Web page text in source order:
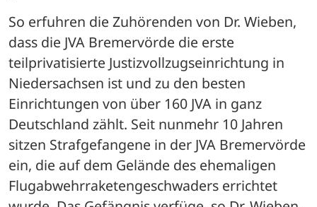
So erfuhren die Zuhörenden von Dr. Wieben,
dass die JVA Bremervörde die erste
teilprivatisierte Justizvollzugseinrichtung in
Niedersachsen ist und zu den besten
Einrichtungen von über 160 JVA in ganz
Deutschland zählt. Seit nunmehr 10 Jahren
sitzen Strafgefangene in der JVA Bremervörde
ein, die auf dem Gelände des ehemaligen
Flugabwehrraketengeschwaders errichtet